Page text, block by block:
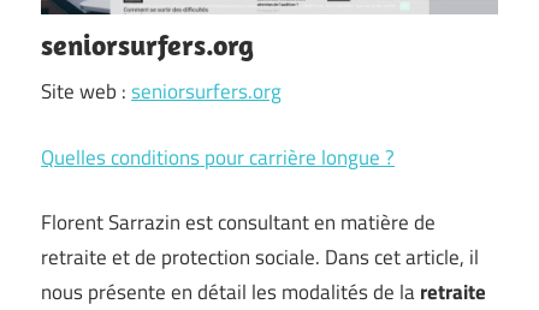
seniorsurfers.org
Site web :seniorsurfers.org
Quelles conditions pour carrière longue ?
Florent Sarrazin est consultant en matière de
retraite et de protection sociale. Dans cet article, il
nous présente en détail les modalités de laretraite